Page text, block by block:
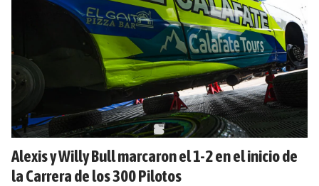
Alexis y Willy Bull marcaron el 1-2 en el inicio de
la Carrera de los 300 Pilotos